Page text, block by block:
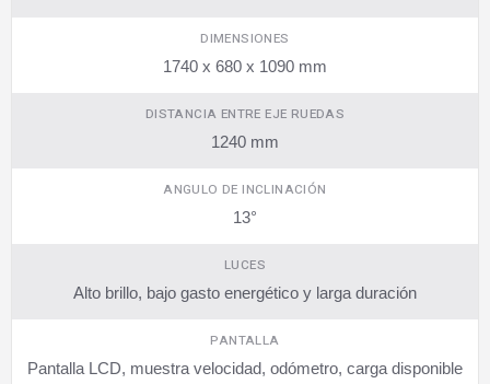
DIMENSIONES
1740 x 680 x 1090 mm
DISTANCIA ENTRE EJE RUEDAS
1240 mm
ANGULO DE INCLINACIÓN
13°
LUCES
Alto brillo, bajo gasto energético y larga duración
PANTALLA
Pantalla LCD, muestra velocidad, odómetro, carga disponible